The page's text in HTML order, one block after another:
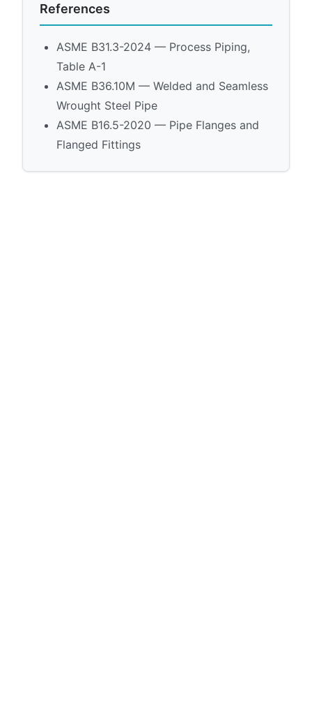
References
ASME B31.3-2024 — Process Piping,
Table A-1
ASME B36.10M — Welded and Seamless
Wrought Steel Pipe
ASME B16.5-2020 — Pipe Flanges and
Flanged Fittings